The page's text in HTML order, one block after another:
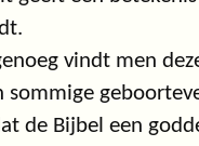
vindt men
sommige
de Bijbel een